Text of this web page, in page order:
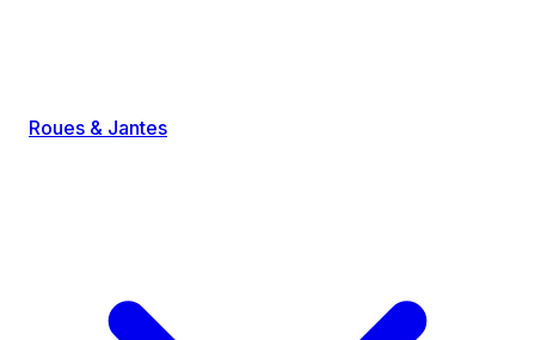
Roues & Jantes